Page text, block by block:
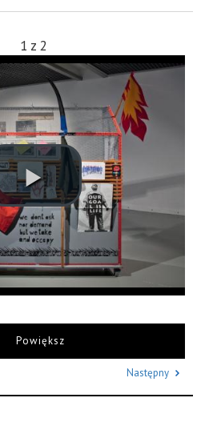
1 z 2
Powiększ
Następny